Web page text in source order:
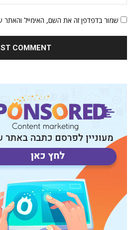
שמור בדפדפן זה את השם, האימייל